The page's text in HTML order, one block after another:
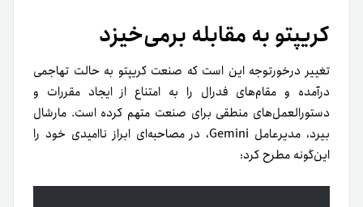
کریپتو به مقابله برمی‌خیزد
تغییر درخورتوجه این است که صنعت کریپتو به حالت تهاجمی
درآمده و مقام‌های فدرال را به امتناع از ایجاد مقررات و
دستورالعمل‌های منطقی برای صنعت متهم کرده است. مارشال
بیرد، مدیرعامل Gemini، در مصاحبه‌ای ابراز ناامیدی خود را
این‌گونه مطرح کرد: